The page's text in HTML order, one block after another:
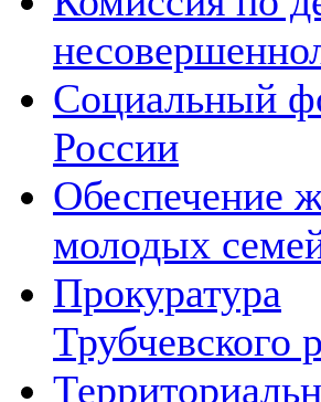
Социальный
России
Обеспечение
молодых
Прокуратура
Трубчевского